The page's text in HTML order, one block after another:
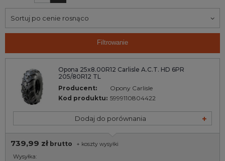
Producent
Nośność
Sortuj po cenie rosnąco
Filtrowanie
Opona 25x8.00R12 Carlisle A.C.T. HD 6PR
205/80R12 TL
Producent:
Opony Carlisle
Kod produktu: 5999110804422
Dodaj do porównania
739,99 zł brutto + koszty wysyłki
Wysyłka: